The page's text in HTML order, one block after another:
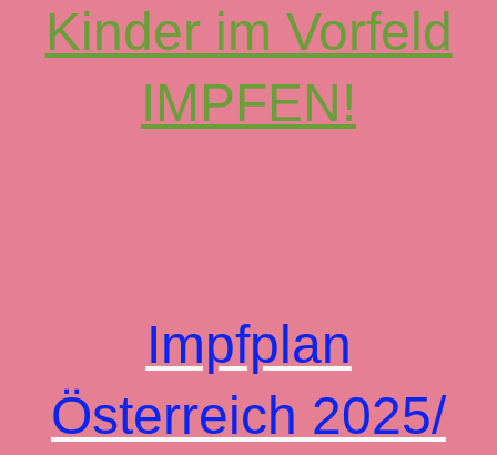
Kinder im Vorfeld
IMPFEN!
Impfplan
Österreich 2025/